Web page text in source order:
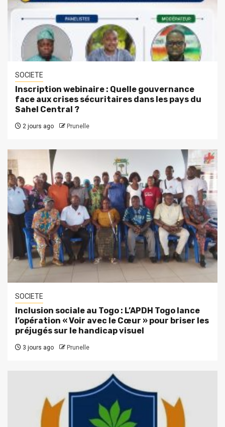
SOCIETE
Inscription webinaire : Quelle gouvernance
face aux crises sécuritaires dans les pays du
Sahel Central ?
2 jours ago Prunelle
SOCIETE
Inclusion sociale au Togo : L’APDH Togo lance
l’opération « Voir avec le Cœur » pour briser les
préjugés sur le handicap visuel
3 jours ago Prunelle